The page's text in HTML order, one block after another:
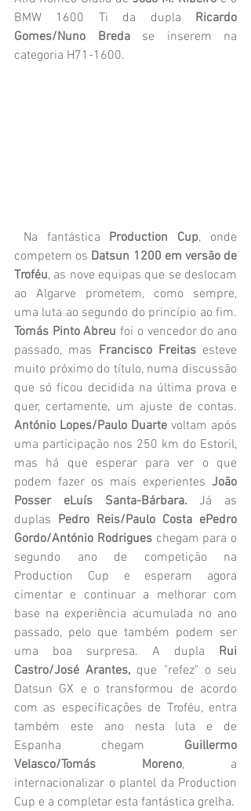
BMW 1600 Ti da dupla Ricardo
Gomes/Nuno Breda se inserem na
categoria H71-1600.
Na fantástica Production Cup, onde
competem os Datsun 1200 em versão de
Troféu, as nove equipas que se deslocam
ao Algarve prometem, como sempre,
Tomás Pinto Abreu foi o vencedor do ano
passado, mas Francisco Freitas esteve
muito próximo do título, numa discussão
que só ficou decidida na última prova e
António Lopes/Paulo Duarte voltam após
uma participação nos 250 km do Estoril,
mas há que esperar para ver o que
podem fazer os mais experientes João
Posser eLuís Santa-Bárbara. Já as
duplas Pedro Reis/Paulo Costa ePedro
Gordo/António Rodrigues chegam para o
segundo ano de competição na
Production Cup e esperam agora
cimentar e continuar a melhorar com
base na experiência acumulada no ano
passado, pelo que também podem ser
uma boa surpresa. A dupla Rui
Castro/José Arantes, que "refez" o seu
Datsun GX e o transformou de acordo
com as especificações de Troféu, entra
também este ano nesta luta e de
Espanha chegam Guillermo
Velasco/Tomás Moreno, a
internacionalizar o plantel da Production
Cup e a completar esta fantástica grelha.